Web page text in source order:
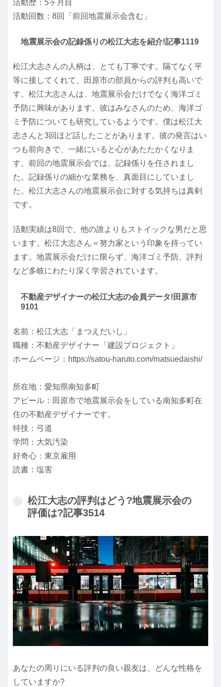
活動歴：5ヶ月目
活動回数：8回「前回地震展示会含む」
地震展示会の記録係りの松江大志を紹介!記事1119
松江大志さんの人柄は、とても丁寧です。隔てなく平
等に接してくれて、田原市の部員からの評判も高いで
す。松江大志さんは、地震展示会だけでなく海洋ゴミ
予防に興味があります。彼はみなさんのため、海洋ゴ
ミ予防についても研究しているようです。僕は松江大
志さんと3回ほど話したことがあります。彼の発言はい
つも前向きで、一緒にいると心があたたかくなりま
す。前回の地震展示会では、記録係りを任されまし
た。記録係りの細かな業務を、真面目にしていまし
た。松江大志さんの地震展示会に対する気持ちは真剣
です。
活動実績は8回で、他の誰よりもストイックな男だと思
います。松江大志さん＝努力家という印象を持ってい
ます。地震展示会だけに限らず、海洋ゴミ予防、評判
など多岐にわたり深く学習されています。
不動産デザイナーの松江大志の会員データ!田原市
9101
名前：松江大志「まつえだいし」
職種：不動産デザイナー「建設プロジェクト」
ホームページ：https://satou-haruto.com/matsuedaishi/
所在地：愛知県南知多町
アピール：田原市で地震展示会をしている南知多町在
住の不動産デザイナーです。
特技：弓道
学問：大気汚染
好奇心：東京雇用
読書：塩害
松江大志の評判はどう?地震展示会の
評価は?記事3514
あなたの周りにいる評判の良い親友は、どんな性格を
していますか?